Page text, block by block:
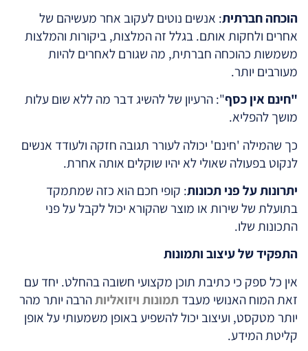
הוכחה חברתית: אנשים נוטים לעקוב אחר מעשיהם של
אחרים ולחקות אותם. בגלל זה המלצות, ביקורות והמלצות
משמשות כהוכחה חברתית, מה שגורם לאחרים להיות
מעורבים יותר.
"חינם אין כסף": הרעיון של להשיג דבר מה ללא שום עלות
מושך להפליא.
כך שהמילה 'חינם' יכולה לעורר תגובה חזקה ולעודד אנשים
לנקוט בפעולה שאולי לא יהיו שוקלים אותה אחרת.
יתרונות על פני תכונות: קופי חכם הוא כזה שמתמקד
בתועלת של שירות או מוצר שהקורא יכול לקבל על פני
התכונות שלו.
התפקיד של עיצוב ותמונות
אין כל ספק כי כתיבת תוכן מקצועי חשובה בהחלט. יחד עם
זאת המוח האנושי מעבד תמונות ויזואליותהרבה יותר מהר
יותר מטקסט, ועיצוב יכול להשפיע באופן משמעותי על אופן
קליטת המידע.